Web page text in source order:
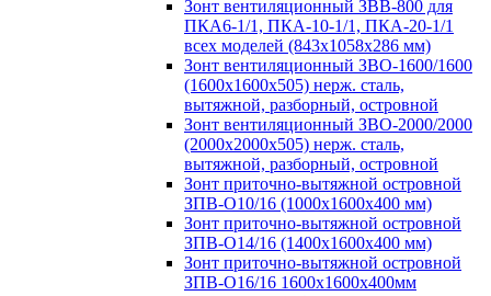
Зонт вентиляционный ЗВВ-800 для
ПКА6-1/1, ПКА-10-1/1, ПКА-20-1/1
всех моделей (843х1058х286 мм)
Зонт вентиляционный ЗВО-1600/1600
(1600х1600х505) нерж. сталь,
вытяжной, разборный, островной
Зонт вентиляционный ЗВО-2000/2000
(2000х2000х505) нерж. сталь,
вытяжной, разборный, островной
Зонт приточно-вытяжной островной
ЗПВ-О10/16 (1000х1600х400 мм)
Зонт приточно-вытяжной островной
ЗПВ-О14/16 (1400х1600х400 мм)
Зонт приточно-вытяжной островной
ЗПВ-О16/16 1600х1600х400мм